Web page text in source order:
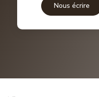
Nous écrire